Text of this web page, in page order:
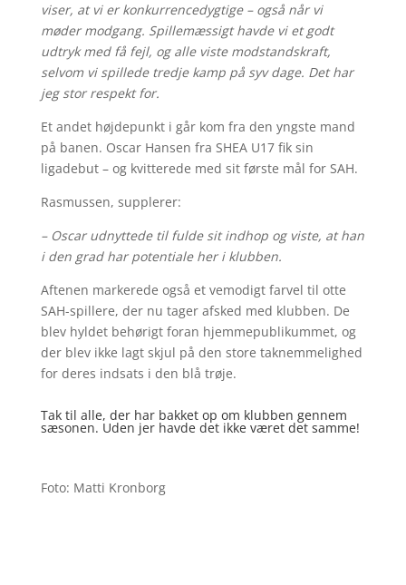
viser, at vi er konkurrencedygtige – også når vi
møder modgang. Spillemæssigt havde vi et godt
udtryk med få fejl, og alle viste modstandskraft,
selvom vi spillede tredje kamp på syv dage. Det har
jeg stor respekt for.
Et andet højdepunkt i går kom fra den yngste mand
på banen. Oscar Hansen fra SHEA U17 fik sin
ligadebut – og kvitterede med sit første mål for SAH.
Rasmussen, supplerer:
– Oscar udnyttede til fulde sit indhop og viste, at han
i den grad har potentiale her i klubben.
Aftenen markerede også et vemodigt farvel til otte
SAH-spillere, der nu tager afsked med klubben. De
blev hyldet behørigt foran hjemmepublikummet, og
der blev ikke lagt skjul på den store taknemmelighed
for deres indsats i den blå trøje.
Tak til alle, der har bakket op om klubben gennem
sæsonen. Uden jer havde det ikke været det samme!
Foto: Matti Kronborg